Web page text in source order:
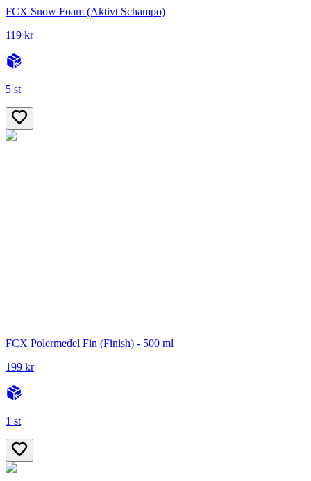
FCX Snow Foam (Aktivt Schampo)
119 kr
5 st
FCX Polermedel Fin (Finish) - 500 ml
199 kr
1 st